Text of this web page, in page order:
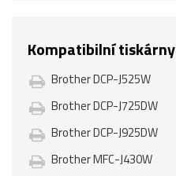
Kompatibilní tiskárny
Brother DCP-J525W
Brother DCP-J725DW
Brother DCP-J925DW
Brother MFC-J430W